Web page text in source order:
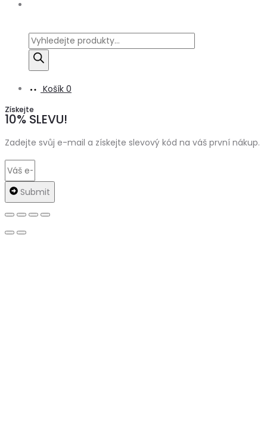
Products
search
Košík 0
Získejte
10% SLEVU!
Zadejte svůj e-mail a získejte slevový kód na váš první nákup.
Submit